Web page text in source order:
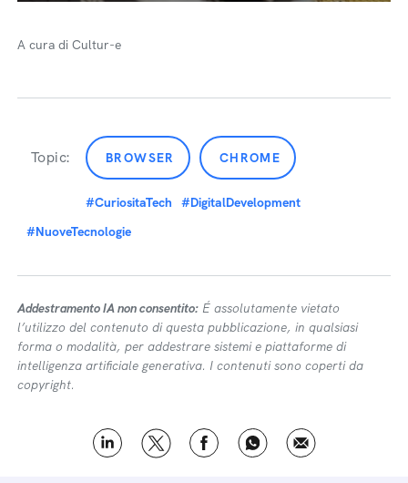
A cura di Cultur-e
Topic: BROWSER CHROME
#CuriositaTech
#DigitalDevelopment
#NuoveTecnologie
Addestramento IA non consentito: É assolutamente vietato
l’utilizzo del contenuto di questa pubblicazione, in qualsiasi
forma o modalità, per addestrare sistemi e piattaforme di
intelligenza artificiale generativa. I contenuti sono coperti da
copyright.